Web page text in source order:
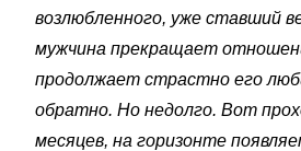
возлюбленного, уже ставший
мужчина прекращает
продолжает страстно его
обратно. Но недолго. Вот
месяцев, на горизонте